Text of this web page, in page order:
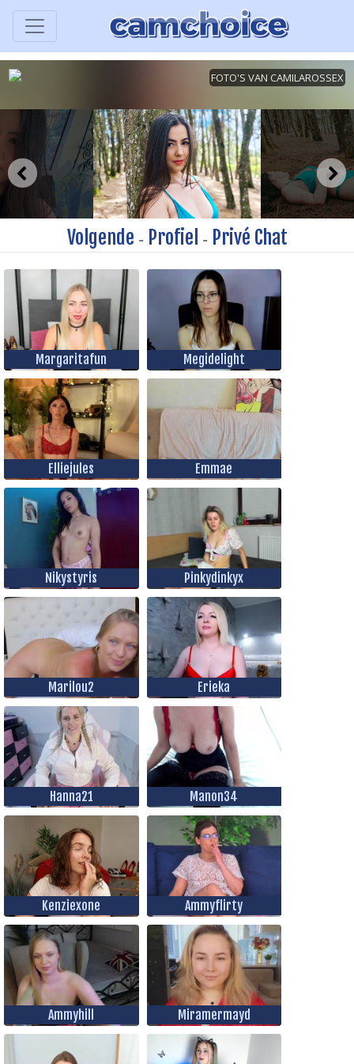
Volgende - Profiel - Privé Chat
Margaritafun Megidelight
Elliejules Emmae
Nikystyris Pinkydinkyx
Marilou2 Erieka
Hanna21 Manon34
Kenziexone Ammyflirty
Ammyhill Miramermayd